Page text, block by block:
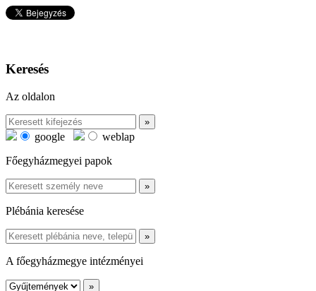
Keresés
Az oldalon
google
weblap
Főegyházmegyei papok
Plébánia keresése
A főegyházmegye intézményei